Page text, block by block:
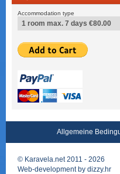
Accommodation type
Allgemeine
© Karavela.net2011 - 2026
Web-development by dizzy.hr